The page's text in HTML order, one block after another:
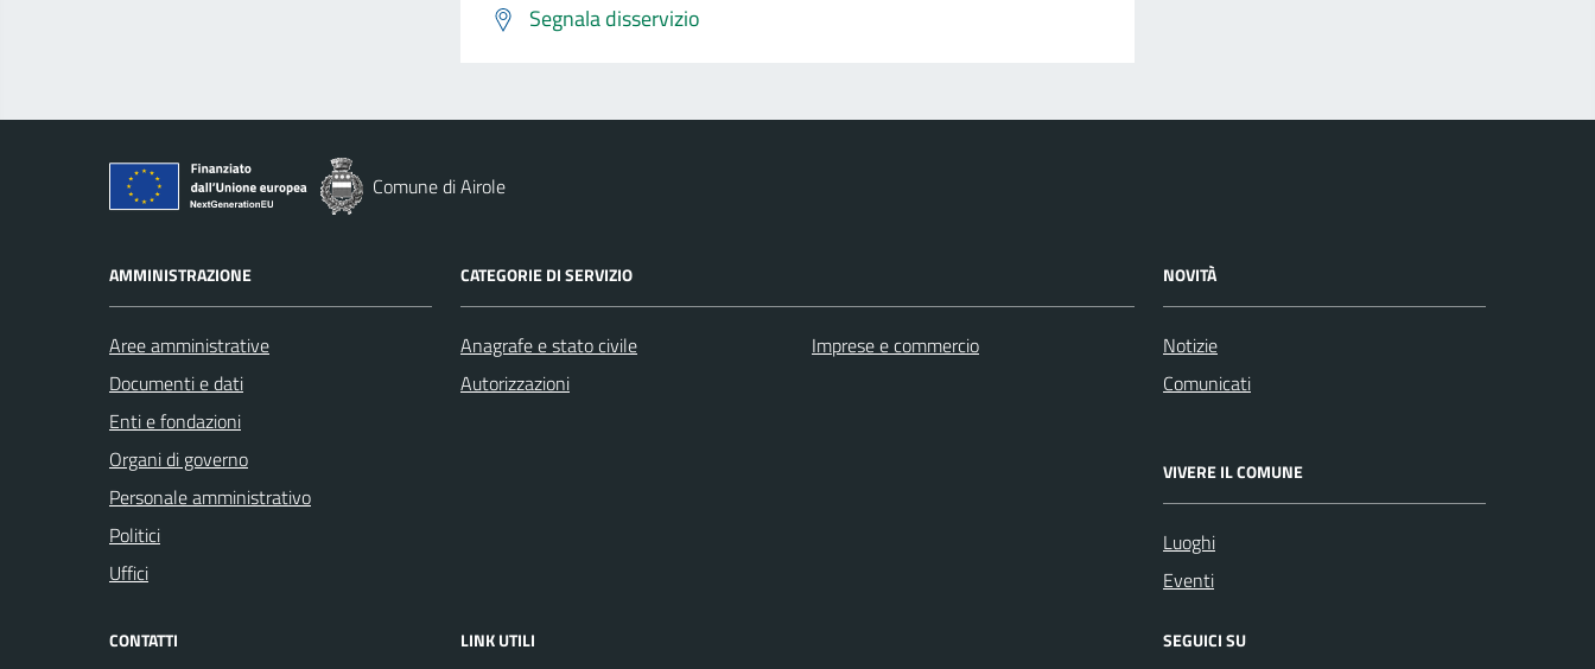
Segnala disservizio
Comune di Airole
AMMINISTRAZIONE
Aree amministrative
Documenti e dati
Enti e fondazioni
Organi di governo
Personale amministrativo
Politici
Uffici
CATEGORIE DI SERVIZIO
Anagrafe e stato civile
Autorizzazioni
Imprese e commercio
NOVITÀ
Notizie
Comunicati
VIVERE IL COMUNE
Luoghi
Eventi
CONTATTI LINK UTILI SEGUICI SU